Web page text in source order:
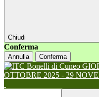
Chiudi
Conferma
Annulla Conferma
OTTOBRE 2025 - 29